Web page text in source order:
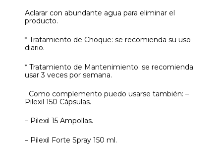
Aclarar con abundante agua para eliminar el
producto.
* Tratamiento de Choque: se recomienda su uso
diario.
* Tratamiento de Mantenimiento: se recomienda
usar 3 veces por semana.
Como complemento puedo usarse también: –
Pilexil 150 Cápsulas.
– Pilexil 15 Ampollas.
– Pilexil Forte Spray 150 ml.